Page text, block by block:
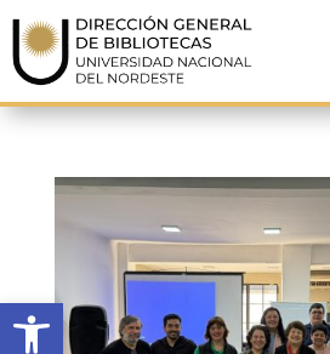
Open toolbar